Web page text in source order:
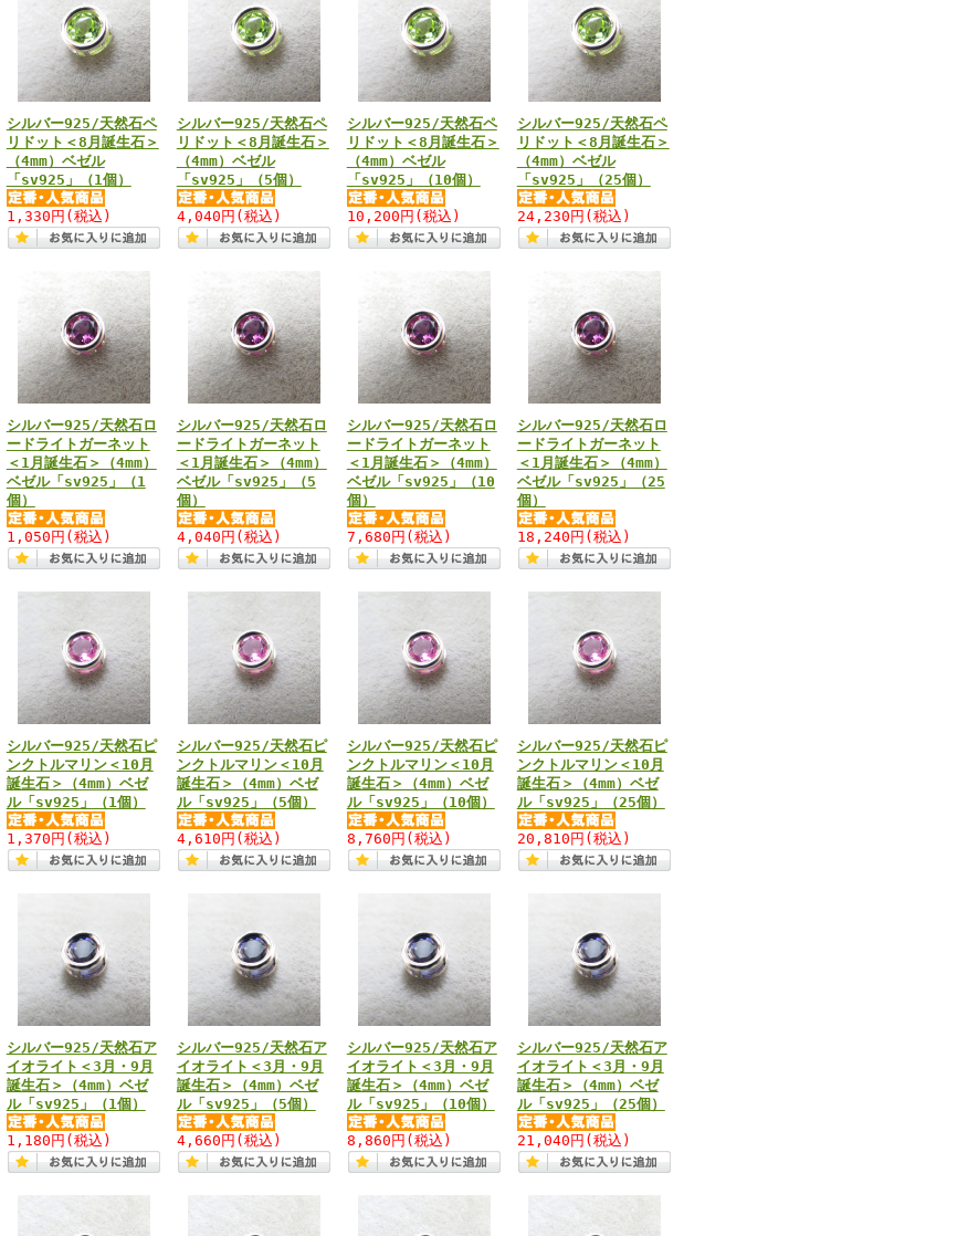
シルバー925/天然石ペ
リドット＜8月誕生石＞
（4mm）ベゼル
「sv925」（1個）
1,330円 (税込)
シルバー925/天然石ペ
リドット＜8月誕生石＞
（4mm）ベゼル
「sv925」（5個）
4,040円 (税込)
シルバー925/天然石ペ
リドット＜8月誕生石＞
（4mm）ベゼル
「sv925」（10個）
10,200円 (税込)
シルバー925/天然石ペ
リドット＜8月誕生石＞
（4mm）ベゼル
「sv925」（25個）
24,230円 (税込)
シルバー925/天然石ロ
ードライトガーネット
＜1月誕生石＞（4mm）
ベゼル「sv925」（1
個）
1,050円 (税込)
シルバー925/天然石ロ
ードライトガーネット
＜1月誕生石＞（4mm）
ベゼル「sv925」（5
個）
4,040円 (税込)
シルバー925/天然石ロ
ードライトガーネット
＜1月誕生石＞（4mm）
ベゼル「sv925」（10
個）
7,680円 (税込)
シルバー925/天然石ロ
ードライトガーネット
＜1月誕生石＞（4mm）
ベゼル「sv925」（25
個）
18,240円 (税込)
シルバー925/天然石ピ
ンクトルマリン＜10月
誕生石＞（4mm）ベゼ
ル「sv925」（1個）
1,370円 (税込)
シルバー925/天然石ピ
ンクトルマリン＜10月
誕生石＞（4mm）ベゼ
ル「sv925」（5個）
4,610円 (税込)
シルバー925/天然石ピ
ンクトルマリン＜10月
誕生石＞（4mm）ベゼ
ル「sv925」（10個）
8,760円 (税込)
シルバー925/天然石ピ
ンクトルマリン＜10月
誕生石＞（4mm）ベゼ
ル「sv925」（25個）
20,810円 (税込)
シルバー925/天然石ア
イオライト＜3月・9月
誕生石＞（4mm）ベゼ
ル「sv925」（1個）
1,180円 (税込)
シルバー925/天然石ア
イオライト＜3月・9月
誕生石＞（4mm）ベゼ
ル「sv925」（5個）
4,660円 (税込)
シルバー925/天然石ア
イオライト＜3月・9月
誕生石＞（4mm）ベゼ
ル「sv925」（10個）
8,860円 (税込)
シルバー925/天然石ア
イオライト＜3月・9月
誕生石＞（4mm）ベゼ
ル「sv925」（25個）
21,040円 (税込)